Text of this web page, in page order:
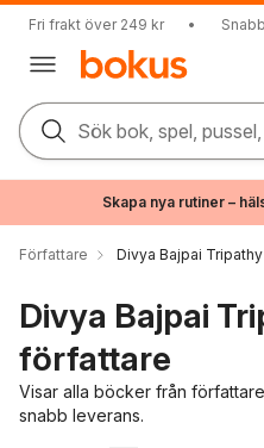
Fri frakt över 249 kr •
Sök bok, spel,
Skapa nya rutiner –
Författare Divya Bajpai Tripathy
Divya Bajpai
författare
Visar alla böcker från
snabb leverans.